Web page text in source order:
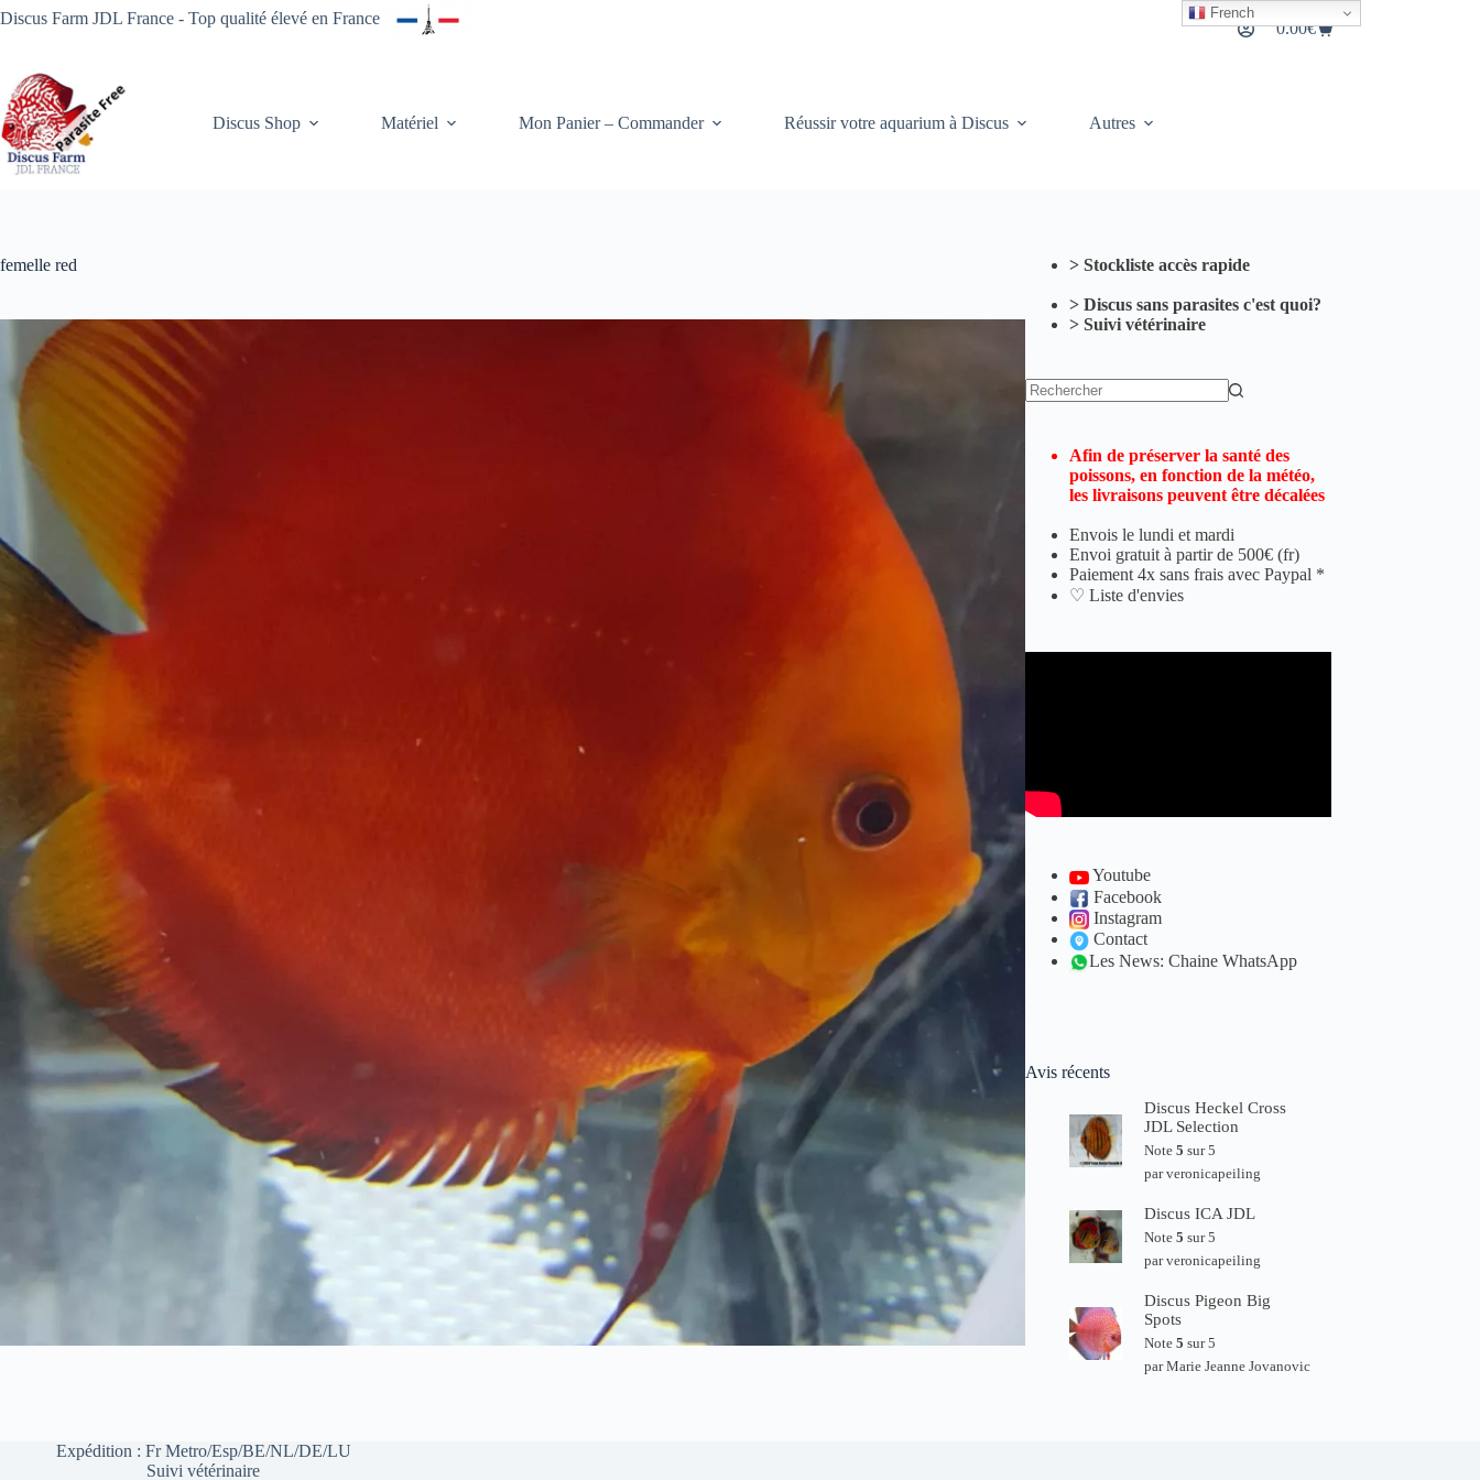
Passer
au
Discus Farm JDL France - Top qualité élevé en France
Panier
0.00€
Discus Shop Matériel Mon Panier – Commander Réussir votre aquarium à Discus Autres
femelle red > Stockliste accès rapide
> Discus sans parasites c'est quoi?
> Suivi vétérinaire
Afin de préserver la santé des
poissons, en fonction de la météo,
les livraisons peuvent être décalées
Envois le lundi et mardi
Envoi gratuit à partir de 500€ (fr)
Paiement 4x sans frais avec Paypal *
♡ Liste d'envies
Youtube
Facebook
Instagram
Contact
Les News: Chaine WhatsApp
Avis récents
Discus Heckel Cross
JDL Selection
Note5 sur 5
par veronicapeiling
Discus ICA JDL
Note5 sur 5
par veronicapeiling
Discus Pigeon Big
Spots
Note5 sur 5
par Marie Jeanne Jovanovic
Expédition : Fr Metro/Esp/BE/NL/DE/LU
Suivi vétérinaire
French